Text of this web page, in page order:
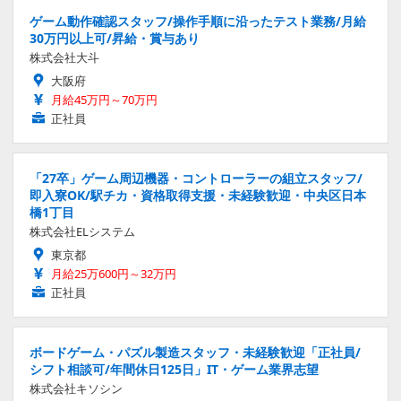
ゲーム動作確認スタッフ/操作手順に沿ったテスト業務/月給
30万円以上可/昇給・賞与あり
株式会社大斗
大阪府
月給45万円～70万円
正社員
「27卒」ゲーム周辺機器・コントローラーの組立スタッフ/
即入寮OK/駅チカ・資格取得支援・未経験歓迎・中央区日本
橋1丁目
株式会社ELシステム
東京都
月給25万600円～32万円
正社員
ボードゲーム・パズル製造スタッフ・未経験歓迎「正社員/
シフト相談可/年間休日125日」IT・ゲーム業界志望
株式会社キソシン